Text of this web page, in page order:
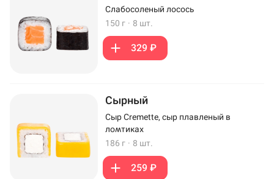
Слабосоленый лосось
150 г · 8 шт.
329 ₽
Сырный
Сыр Cremette, сыр плавленый в
ломтиках
186 г · 8 шт.
259 ₽